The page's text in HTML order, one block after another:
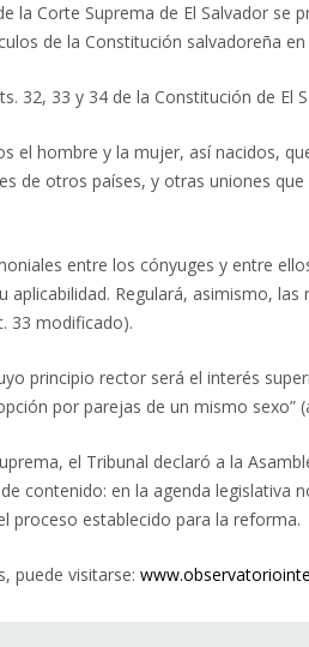
la Corte Suprema de El Salvador
de la Constitución salvadoreña
32, 33 y 34 de la Constitución de El
el hombre y la mujer, así nacidos,
de otros países, y otras uniones
entre los cónyuges y entre
aplicabilidad. Regulará, asimismo,
33 modificado).
principio rector será el interés
por parejas de un mismo sexo”
el Tribunal declaró a la
contenido: en la agenda
proceso establecido para la reforma.
puede visitarse: